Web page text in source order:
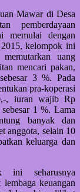
Mawar di Desa
pemberdayaan
memulai dengan
kelompok ini
uang
mencari pakan,
3 %. Pada
pra-koperasi
, iuran wajib Rp
1 %. Lama
banyak dan
anggota, selain 10
keluarga dan
ini seharusnya
keuangan